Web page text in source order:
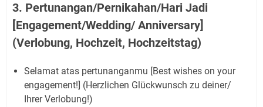
3. Pertunangan/Pernikahan/Hari Jadi
[Engagement/Wedding/ Anniversary]
(Verlobung, Hochzeit, Hochzeitstag)
Selamat atas pertunanganmu [Best wishes on your
engagement!] (Herzlichen Glückwunsch zu deiner/
Ihrer Verlobung!)